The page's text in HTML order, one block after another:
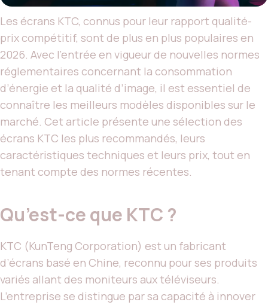
Les écrans KTC, connus pour leur rapport qualité-
prix compétitif, sont de plus en plus populaires en
2026. Avec l’entrée en vigueur de nouvelles normes
réglementaires concernant la consommation
d’énergie et la qualité d’image, il est essentiel de
connaître les meilleurs modèles disponibles sur le
marché. Cet article présente une sélection des
écrans KTC les plus recommandés, leurs
caractéristiques techniques et leurs prix, tout en
tenant compte des normes récentes.
Qu’est-ce que KTC ?
KTC (KunTeng Corporation) est un fabricant
d’écrans basé en Chine, reconnu pour ses produits
variés allant des moniteurs aux téléviseurs.
L’entreprise se distingue par sa capacité à innover